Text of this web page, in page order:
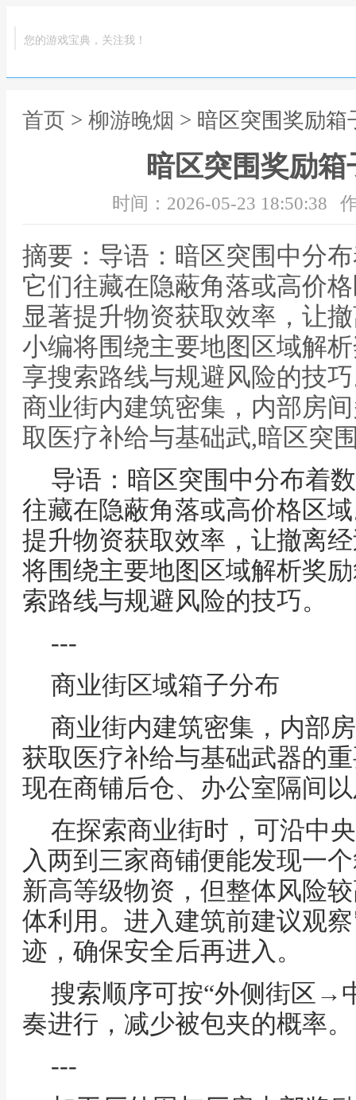
您的游戏宝典，关注我！
首页 > 柳游晚烟 > 暗区突围奖励箱
暗区突围奖励
时间：2026-05-23 18:50:38
摘要：导语：暗区突围中分
它们往藏在隐蔽角落或高价
显著提升物资获取效率，让
小编将围绕主要地图区域解
享搜索路线与规避风险的技
商业街内建筑密集，内部房
取医疗补给与基础武,暗区突
导语：暗区突围中分布着
往藏在隐蔽角落或高价格区
提升物资获取效率，让撤离
将围绕主要地图区域解析奖
索路线与规避风险的技巧。
---
商业街区域箱子分布
商业街内建筑密集，内部
获取医疗补给与基础武器的
现在商铺后仓、办公室隔间
在探索商业街时，可沿中
入两到三家商铺便能发现一
新高等级物资，但整体风险
体利用。进入建筑前建议观
迹，确保安全后再进入。
搜索顺序可按“外侧街区→
奏进行，减少被包夹的概率。
---